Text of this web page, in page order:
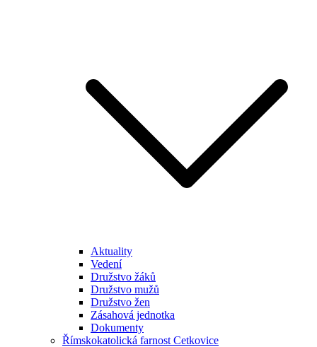
Aktuality
Vedení
Družstvo žáků
Družstvo mužů
Družstvo žen
Zásahová jednotka
Dokumenty
Římskokatolická farnost Cetkovice